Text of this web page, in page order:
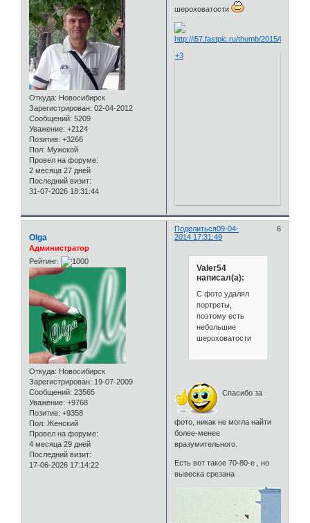
Откуда: Новосибирск
Зарегистрирован: 02-04-2012
Сообщений: 5209
Уважение: +2124
Позитив: +3266
Пол: Мужской
Провел на форуме:
2 месяца 27 дней
Последний визит:
31-07-2026 18:31:44
шероховатости
+3
Поделиться 6
09-04-
2014 17:31:49
Olga
Администратор
Рейтинг:
Откуда: Новосибирск
Зарегистрирован: 19-07-2009
Сообщений: 23565
Уважение: +9768
Позитив: +9358
Пол: Женский
Провел на форуме:
4 месяца 29 дней
Последний визит:
17-06-2026 17:14:22
Valer54
написал(а):
С фото удалял
портреты,
поэтому есть
небольшие
шероховатости
Спасибо за
фото, никак не могла найти
более-менее
вразумительного.
Есть вот такое 70-80-е , но
вывеска срезана